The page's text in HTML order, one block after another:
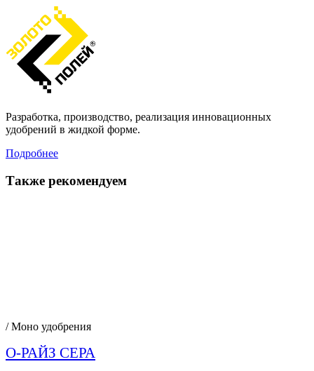
Разработка, производство, реализация инновационных
удобрений в жидкой форме.
Подробнее
Также рекомендуем
/ Моно удобрения
О-РАЙЗ СЕРА